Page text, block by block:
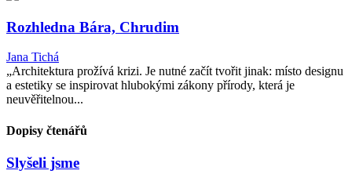
Rozhledna Bára, Chrudim
Jana Tichá
„Architektura prožívá krizi. Je nutné začít tvořit jinak: místo designu
a estetiky se inspirovat hlubokými zákony přírody, která je
neuvěřitelnou...
Dopisy čtenářů
Slyšeli jsme